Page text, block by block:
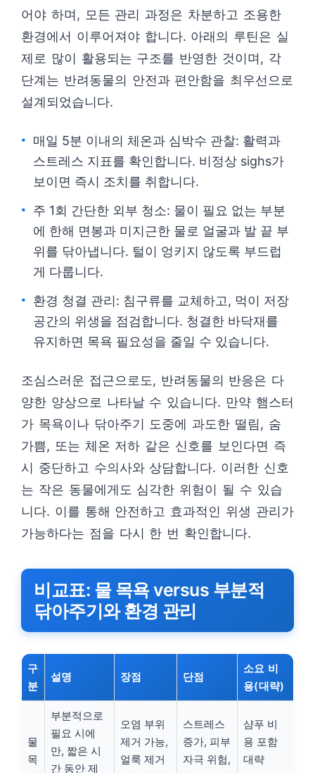
어야 하며, 모든 관리 과정은 차분하고 조용한
환경에서 이루어져야 합니다. 아래의 루틴은 실
제로 많이 활용되는 구조를 반영한 것이며, 각
단계는 반려동물의 안전과 편안함을 최우선으로
설계되었습니다.
매일 5분 이내의 체온과 심박수 관찰: 활력과
스트레스 지표를 확인합니다. 비정상 sighs가
보이면 즉시 조치를 취합니다.
주 1회 간단한 외부 청소: 물이 필요 없는 부분
에 한해 면봉과 미지근한 물로 얼굴과 발 끝 부
위를 닦아냅니다. 털이 엉키지 않도록 부드럽
게 다룹니다.
환경 청결 관리: 침구류를 교체하고, 먹이 저장
공간의 위생을 점검합니다. 청결한 바닥재를
유지하면 목욕 필요성을 줄일 수 있습니다.
조심스러운 접근으로도, 반려동물의 반응은 다
양한 양상으로 나타날 수 있습니다. 만약 햄스터
가 목욕이나 닦아주기 도중에 과도한 떨림, 숨
가쁨, 또는 체온 저하 같은 신호를 보인다면 즉
시 중단하고 수의사와 상담합니다. 이러한 신호
는 작은 동물에게도 심각한 위험이 될 수 있습
니다. 이를 통해 안전하고 효과적인 위생 관리가
가능하다는 점을 다시 한 번 확인합니다.
비교표: 물 목욕 versus 부분적
닦아주기와 환경 관리
구
분
설명 장점 단점
소요 비
용(대략)
물
목
부분적으로
필요 시에
만, 짧은 시
간 동안 제
오염 부위
제거 가능,
얼룩 제거
스트레스
증가, 피부
자극 위험,
샴푸 비
용 포함
대략